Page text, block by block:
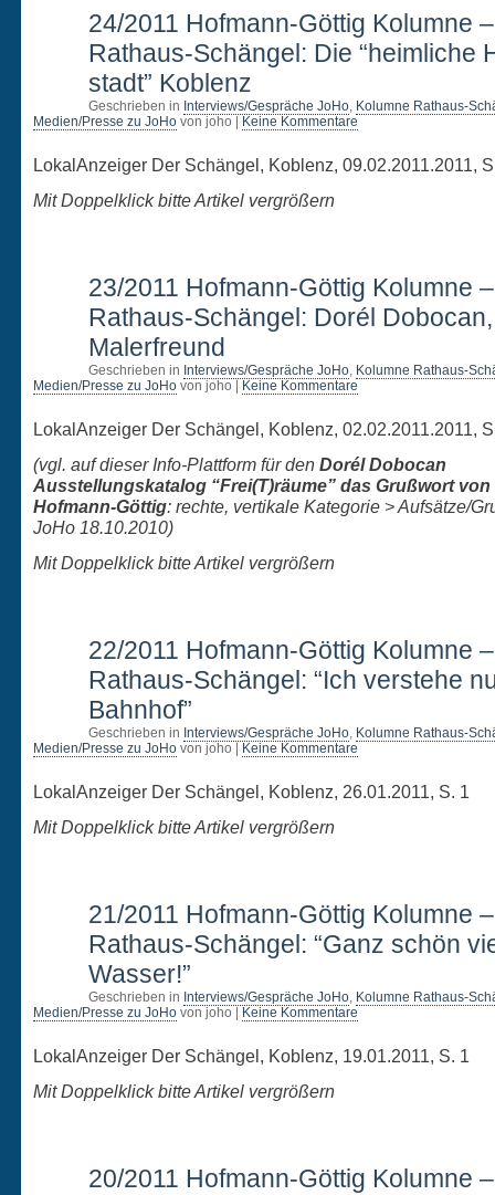
24/2011 Hofmann-Göttig Kolumne
Rathaus-Schängel: Die “heimliche
stadt” Koblenz
Geschrieben in Interviews/Gespräche JoHo, Kolumne Rathaus-
Medien/Presse zu JoHo von joho | Keine Kommentare
LokalAnzeiger Der Schängel, Koblenz, 09.02.2011.2011,
Mit Doppelklick bitte Artikel vergrößern
23/2011 Hofmann-Göttig Kolumne
Rathaus-Schängel: Dorél
Malerfreund
Geschrieben in Interviews/Gespräche JoHo, Kolumne Rathaus-
Medien/Presse zu JoHo von joho | Keine Kommentare
LokalAnzeiger Der Schängel, Koblenz, 02.02.2011.2011,
(vgl. auf dieser Info-Plattform für den Dorél Dobocan
Ausstellungskatalog “Frei(T)räume” das Grußwort von
Hofmann-Göttig: rechte, vertikale Kategorie > Aufsätze/
JoHo 18.10.2010)
Mit Doppelklick bitte Artikel vergrößern
22/2011 Hofmann-Göttig Kolumne
Rathaus-Schängel: “Ich verstehe
Bahnhof”
Geschrieben in Interviews/Gespräche JoHo, Kolumne Rathaus-
Medien/Presse zu JoHo von joho | Keine Kommentare
LokalAnzeiger Der Schängel, Koblenz, 26.01.2011, S. 1
Mit Doppelklick bitte Artikel vergrößern
21/2011 Hofmann-Göttig Kolumne
Rathaus-Schängel: “Ganz schön
Wasser!”
Geschrieben in Interviews/Gespräche JoHo, Kolumne Rathaus-
Medien/Presse zu JoHo von joho | Keine Kommentare
LokalAnzeiger Der Schängel, Koblenz, 19.01.2011, S. 1
Mit Doppelklick bitte Artikel vergrößern
20/2011 Hofmann-Göttig Kolumne